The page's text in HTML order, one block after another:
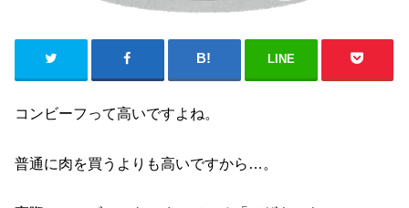
LINE
コンビーフって高いですよね。
普通に肉を買うよりも高いですから…。